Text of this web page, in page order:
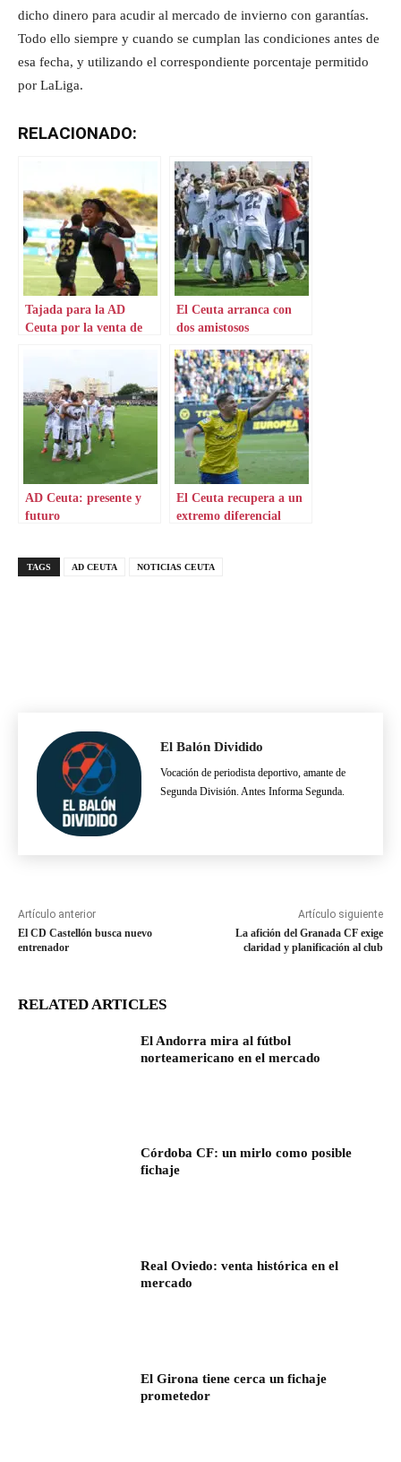
dicho dinero para acudir al mercado de invierno con garantías.
Todo ello siempre y cuando se cumplan las condiciones antes de
esa fecha, y utilizando el correspondiente porcentaje permitido
por LaLiga.
RELACIONADO:
Tajada para la AD
Ceuta por la venta de
El Ceuta arranca con
dos amistosos
AD Ceuta: presente y
futuro
El Ceuta recupera a un
extremo diferencial
TAGS AD CEUTA NOTICIAS CEUTA
El Balón Dividido
Vocación de periodista deportivo, amante de
Segunda División. Antes Informa Segunda.
Artículo anterior
El CD Castellón busca nuevo
entrenador
Artículo siguiente
La afición del Granada CF exige
claridad y planificación al club
RELATED ARTICLES
El Andorra mira al fútbol
norteamericano en el mercado
Córdoba CF: un mirlo como posible
fichaje
Real Oviedo: venta histórica en el
mercado
El Girona tiene cerca un fichaje
prometedor